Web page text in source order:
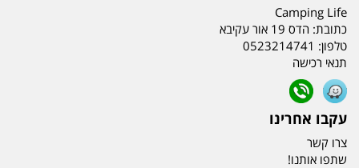
Camping Life
כתובת: הדס 19 אור עקיבא
טלפון: 0523214741
תנאי רכישה
עקבו אחרינו
צרו קשר
שתפו אותנו!